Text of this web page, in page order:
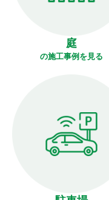
庭
の施工事例を見る